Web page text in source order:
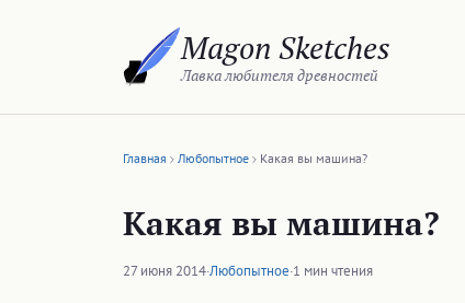
Magon Sketches
Лавка любителя древностей
Главная Любопытное Какая вы машина?
Какая вы машина?
27 июня 2014·Любопытное·1 мин чтения